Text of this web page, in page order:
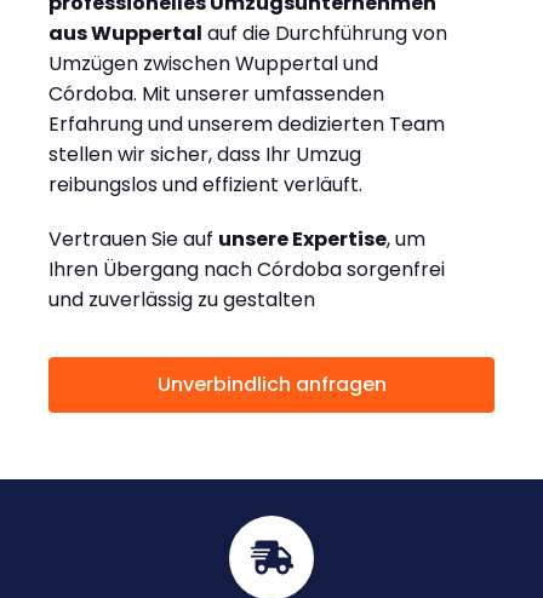
aus Wuppertal auf die Durchführung von
Umzügen zwischen Wuppertal und
Córdoba. Mit unserer umfassenden
Erfahrung und unserem dedizierten Team
stellen wir sicher, dass Ihr Umzug
reibungslos und effizient verläuft.
Vertrauen Sie auf unsere Expertise, um
Ihren Übergang nach Córdoba sorgenfrei
und zuverlässig zu gestalten
Unverbindlich anfragen